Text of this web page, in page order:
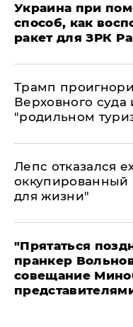
Украина при
способ, как
ракет для ЗРК
Трамп
Верховного
"родильном
Лепс отказался
для жизни"
"Прятаться
пранкер
совещание